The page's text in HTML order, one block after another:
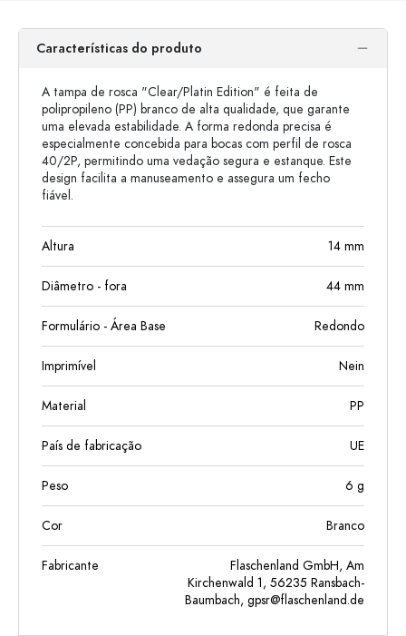
Características do produto
A tampa de rosca "Clear/Platin Edition" é feita de
polipropileno (PP) branco de alta qualidade, que garante
uma elevada estabilidade. A forma redonda precisa é
especialmente concebida para bocas com perfil de rosca
40/2P, permitindo uma vedação segura e estanque. Este
design facilita a manuseamento e assegura um fecho
fiável.
Altura 14 mm
Diâmetro - fora 44 mm
Formulário - Área Base Redondo
Imprimível Nein
Material PP
País de fabricação UE
Peso 6 g
Cor Branco
Fabricante
Flaschenland GmbH, Am
Kirchenwald 1, 56235 Ransbach-
Baumbach, gpsr@flaschenland.de